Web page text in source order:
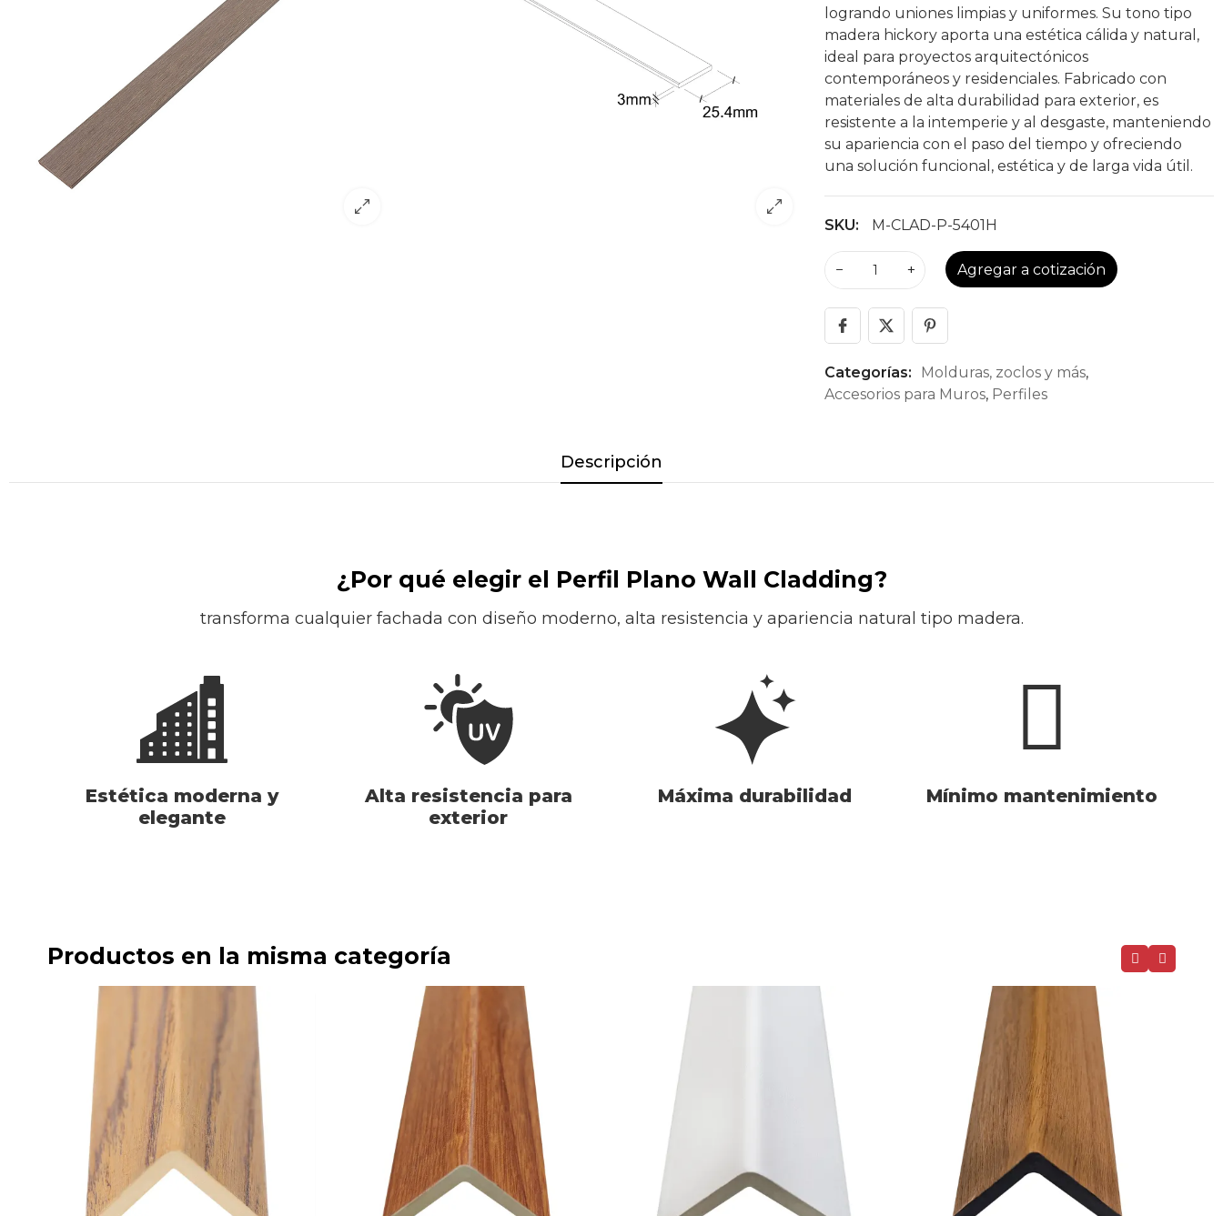
logrando uniones limpias y uniformes. Su tono tipo
madera hickory aporta una estética cálida y natural,
ideal para proyectos arquitectónicos
contemporáneos y residenciales. Fabricado con
materiales de alta durabilidad para exterior, es
resistente a la intemperie y al desgaste, manteniendo
su apariencia con el paso del tiempo y ofreciendo
una solución funcional, estética y de larga vida útil.
SKU: M-CLAD-P-5401H
− + Agregar a cotización
Categorías: Molduras, zoclos y más,
Accesorios para Muros, Perfiles
Descripción
¿Por qué elegir el Perfil Plano Wall Cladding?
transforma cualquier fachada con diseño moderno, alta resistencia y apariencia natural tipo madera.
Estética moderna y
elegante
Alta resistencia para
exterior
Máxima durabilidad Mínimo mantenimiento
Productos en la misma categoría